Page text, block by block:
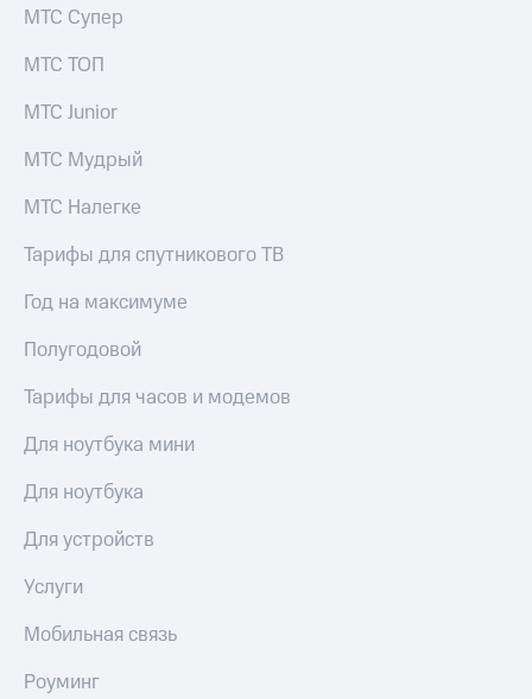
Безопасность
Финансы
Детям
и родителям
Здоровье
от МТС
Акции
Приложения
Музыка
КИОН
Строки
Мой
Live
Гудок
МТС
Все
доход
Страхование
Покупка
полисов
онлайн
Скидка 30%
на связь
С картой
МТС
МТС Супер
МТС ТОП
МТС Junior
МТС Мудрый
МТС Налегке
Тарифы для спутникового ТВ
Год на максимуме
Полугодовой
Тарифы для часов и модемов
Для ноутбука мини
Для ноутбука
Для устройств
Услуги
Мобильная связь
Роуминг